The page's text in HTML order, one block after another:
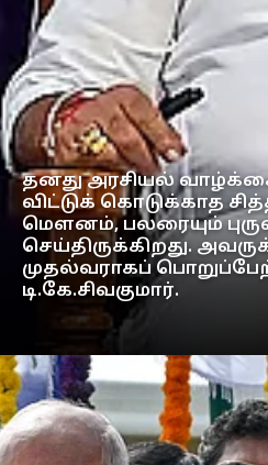
தனது அரசியல்
விட்டுக் கொடுக்காத
மௌனம், பலரையும்
செய்திருக்கிறது.
முதல்வராகப்
டி.கே.சிவகுமார்.